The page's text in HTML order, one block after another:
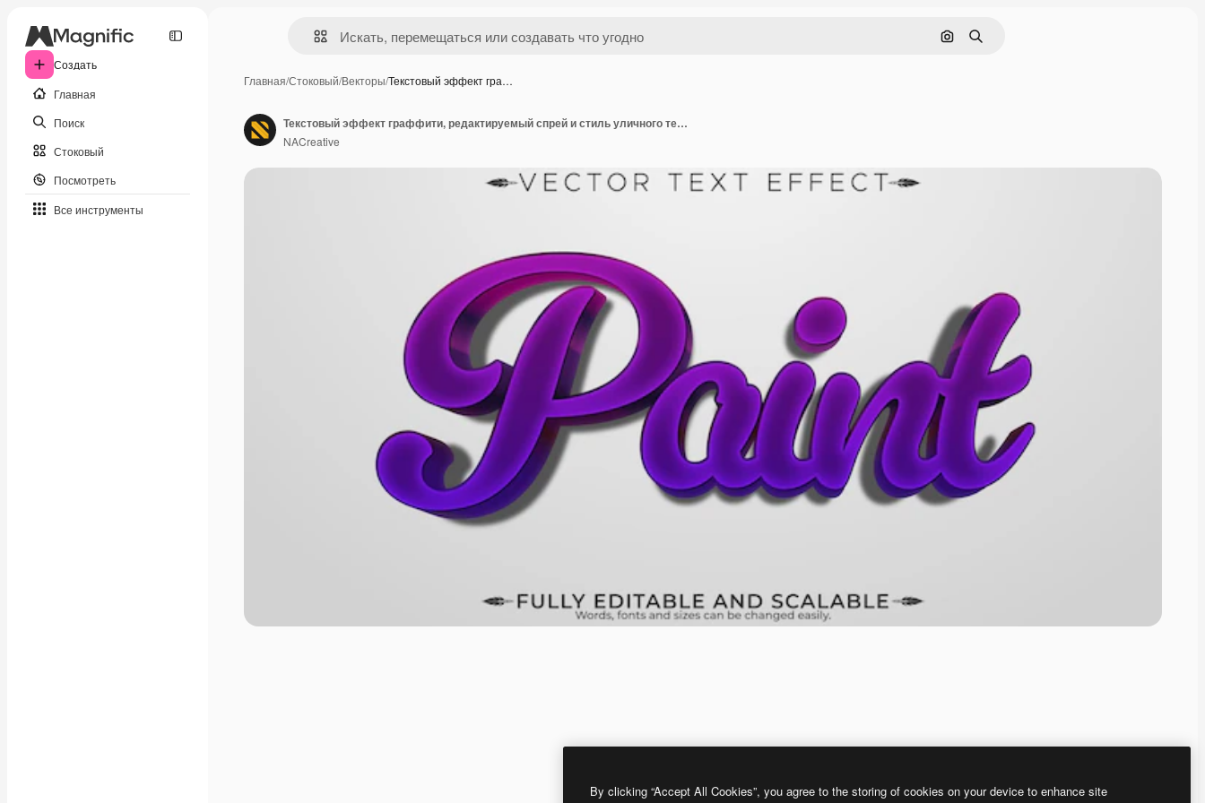
Создать
Главная
Поиск
Стоковый
Посмотреть
Все инструменты
Поиск по изображению
Поиск
Главная/Стоковый/Векторы/Текстовый эффект гра…
Текстовый эффект граффити, редактируемый спрей и стиль уличного текста
NACreative
By clicking “Accept All Cookies”, you agree to the storing of cookies on your device to enhance site